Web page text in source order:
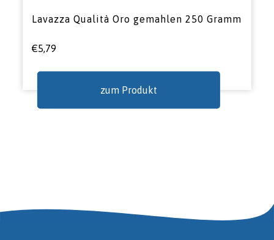
Lavazza Qualità Oro gemahlen 250 Gramm
€5,79
zum Produkt